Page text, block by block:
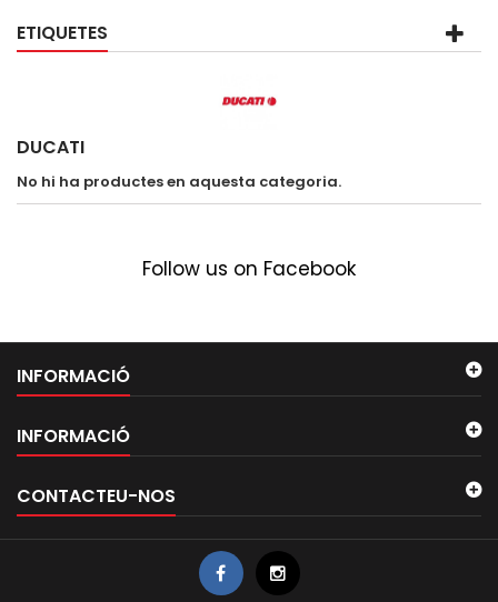
ETIQUETES
DUCATI
No hi ha productes en aquesta categoria.
Follow us on Facebook
INFORMACIÓ
INFORMACIÓ
CONTACTEU-NOS